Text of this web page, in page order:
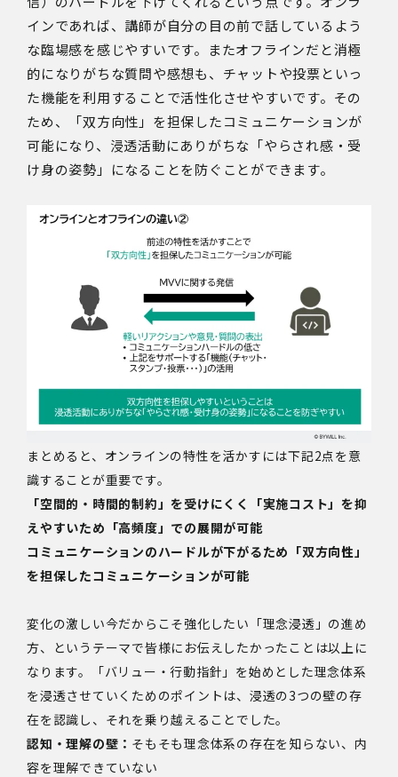
インであれば、講師が自分の目の前で話しているよう
な臨場感を感じやすいです。またオフラインだと消極
的になりがちな質問や感想も、チャットや投票といっ
た機能を利用することで活性化させやすいです。 その
ため、「双方向性」を担保したコミュニケーションが
可能になり、浸透活動にありがちな「やらされ感・受
け身の姿勢」になることを防ぐことができます。
まとめると、オンラインの特性を活かすには下記2点を意
識することが重要です。
「空間的・時間的制約」を受けにくく「実施コスト」を抑
えやすいため「高頻度」での展開が可能
コミュニケーションのハードルが下がるため「双方向性」
を担保したコミュニケーションが可能
変化の激しい今だからこそ強化したい「理念浸透」の進め
方、というテーマで皆様にお伝えしたかったことは以上に
なります。
「バリュー・行動指針」を始めとした理念体系
を浸透させていくためのポイントは、浸透の3つの壁の存
在を認識し、それを乗り越えることでした。
認知・理解の壁： そもそも理念体系の存在を知らない、内
容を理解できていない